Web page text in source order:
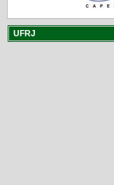
UFRJ